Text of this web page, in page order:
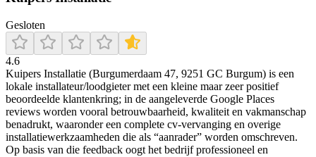
Gesloten
4.6
Kuipers Installatie (Burgumerdaam 47, 9251 GC Burgum) is een
lokale installateur/loodgieter met een kleine maar zeer positief
beoordeelde klantenkring; in de aangeleverde Google Places
reviews worden vooral betrouwbaarheid, kwaliteit en vakmanschap
benadrukt, waaronder een complete cv-vervanging en overige
installatiewerkzaamheden die als “aanrader” worden omschreven.
Op basis van die feedback oogt het bedrijf professioneel en